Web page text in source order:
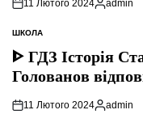
11 Лютого 2024 admin
ОПУБЛІКУВАТИ
У
ШКОЛА
ᐈ ГДЗ Історія
Голованов
11 Лютого 2024 admin